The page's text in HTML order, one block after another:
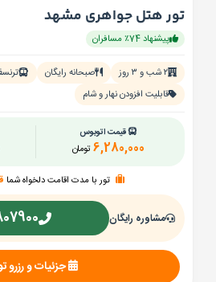
تور هتل جواهری مشهد
پیشنهاد 74٪ مسافران
۲ شب و ۳ روز صبحانه رایگان
قابلیت افزودن نهار و شام
قیمت اتوبوس
تومان 6,280,000
تور با مدت اقامت دلخواه شما
مشاوره رایگان
جزئیات و رزرو